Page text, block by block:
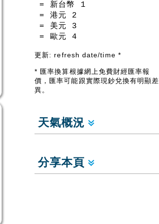
= 新台幣 1
= 港元 2
= 美元 3
= 歐元4
更新: refresh date/time *
* 匯率換算根據網上免費財經匯率報
價，匯率可能跟實際現鈔兌換有明顯差
異。
天氣概況
分享本頁